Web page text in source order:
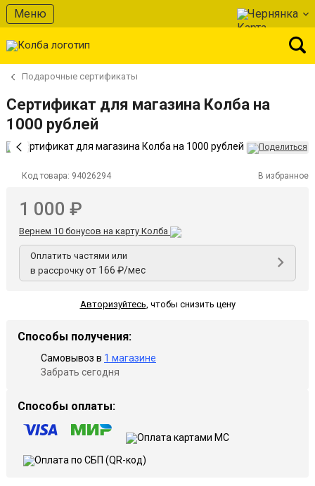
Меню Чернянка
Подарочные сертификаты
Сертификат для магазина Колба на
1000 рублей
Код товара: 94026294 В избранное
1 000 ₽
Вернем 10 бонусов на карту Колба
Оплатить частями или
в рассрочку от 166 ₽/мес
Авторизуйтесь, чтобы снизить цену
Способы получения:
Самовывоз в 1 магазине
Забрать сегодня
Способы оплаты: